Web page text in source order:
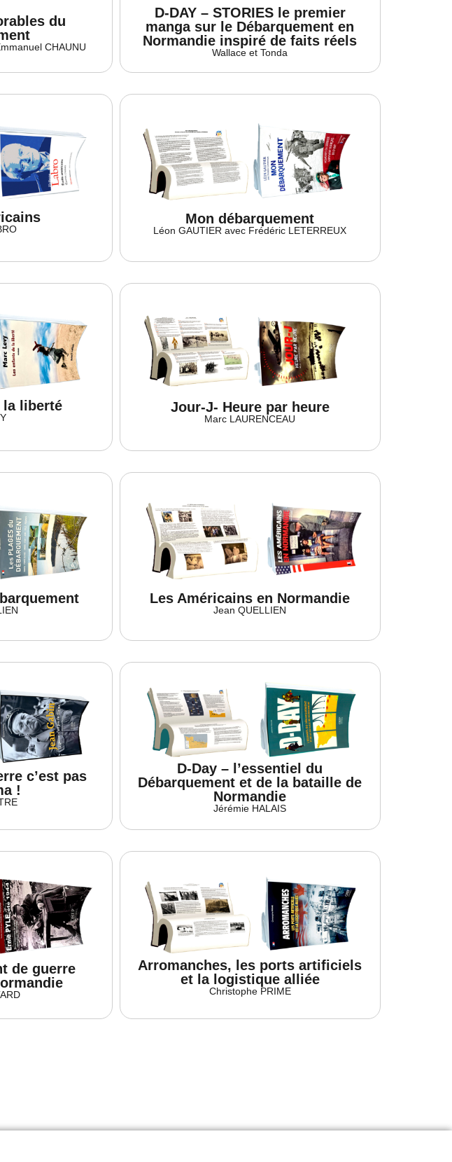
du
CHAUNU
D-DAY – STORIES le premier
manga sur le Débarquement en
Normandie inspiré de faits réels
Wallace et Tonda
Mon débarquement
Léon GAUTIER avec Frédéric LETERREUX
la liberté Jour-J- Heure par heure
Marc LAURENCEAU
Les Américains en Normandie
Jean QUELLIEN
c’est pas
!
D-Day – l’essentiel du
Débarquement et de la bataille de
Normandie
Jérémie HALAIS
de guerre
Arromanches, les ports artificiels
et la logistique alliée
Christophe PRIME